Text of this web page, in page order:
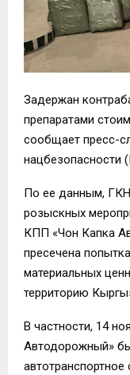
Задержан
препаратами
сообщает пресс-
нацбезопасности
По ее данным,
розыскных
КПП «Чон Капка
пресечена
материальных
территорию
В частности, 14
Автодорожный»